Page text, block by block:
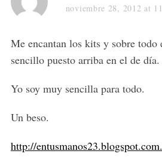
a
s
:
noviembre 28, 2012 at
Me encantan los kits y sobre
sencillo puesto arriba en el de día.
Yo soy muy sencilla para todo.
Un beso.
http://